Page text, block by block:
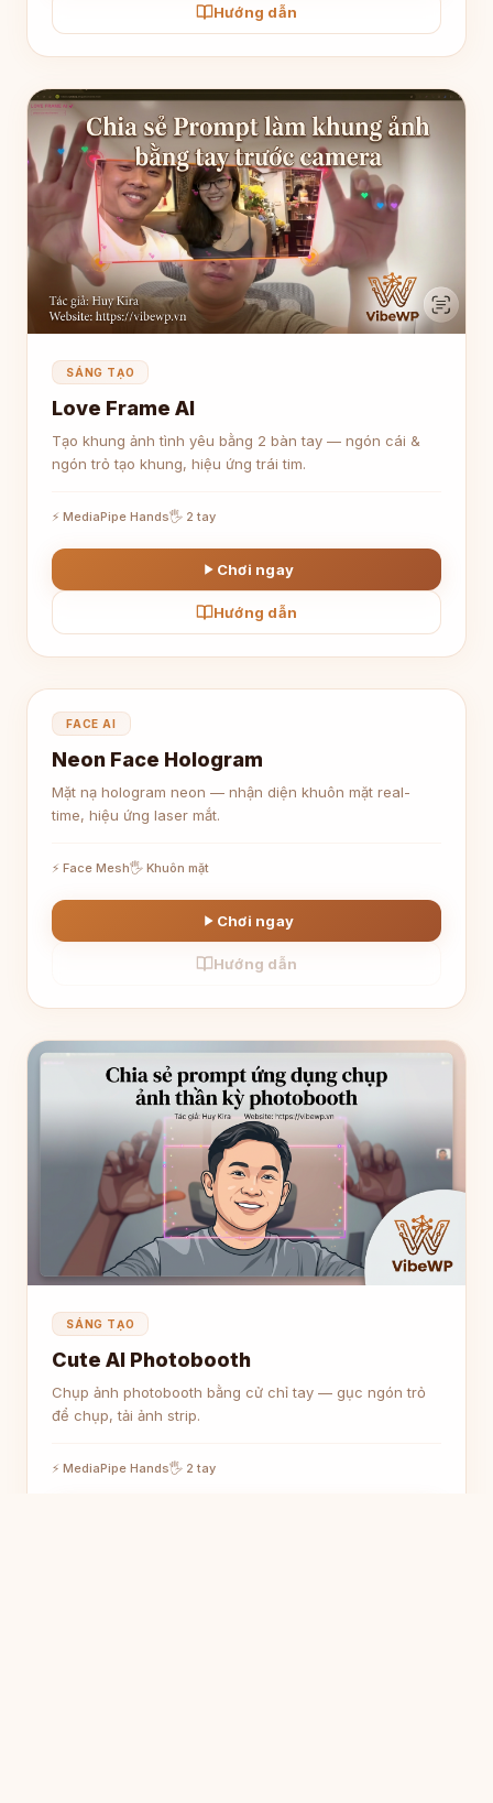
Hướng dẫn
SÁNG TẠO
Love Frame AI
Tạo khung ảnh tình yêu bằng 2 bàn tay — ngón cái &
ngón trỏ tạo khung, hiệu ứng trái tim.
⚡ MediaPipe Hands🖐 2 tay
Chơi ngay
Hướng dẫn
👤
FACE AI
Neon Face Hologram
Mặt nạ hologram neon — nhận diện khuôn mặt real-
time, hiệu ứng laser mắt.
⚡ Face Mesh🖐 Khuôn mặt
Chơi ngay
Hướng dẫn
SÁNG TẠO
Cute AI Photobooth
Chụp ảnh photobooth bằng cử chỉ tay — gục ngón trỏ
để chụp, tải ảnh strip.
⚡ MediaPipe Hands🖐 2 tay